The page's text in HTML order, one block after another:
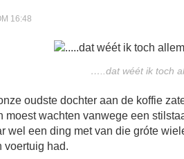
16:48
…..dat wéét ik toch
oudste dochter aan de koffie
moest wachten vanwege een
wel een ding met van die gróte
voertuig had.